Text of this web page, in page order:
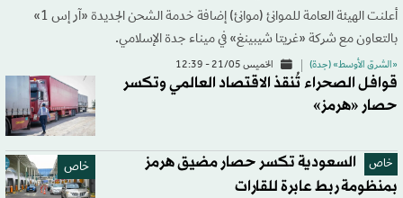
أعلنت الهيئة العامة للموانئ (موانئ) إضافة خدمة الشحن الجديدة «آر إس 1»
بالتعاون مع شركة «غريتا شيبينغ» في ميناء جدة الإسلامي.
«الشرق الأوسط» (جدة) الخميس 21/05 - 12:39
قوافل الصحراء تُنقذ الاقتصاد العالمي وتكسر
حصار «هرمز»
خاص خاص
السعودية تكسر حصار مضيق هرمز
بمنظومة ربط عابرة للقارات